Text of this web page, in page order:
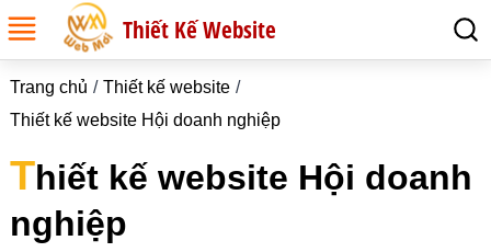
Thiết Kế Website
Trang chủ
Thiết kế website
Thiết kế website Hội doanh nghiệp
Thiết kế website Hội doanh
nghiệp